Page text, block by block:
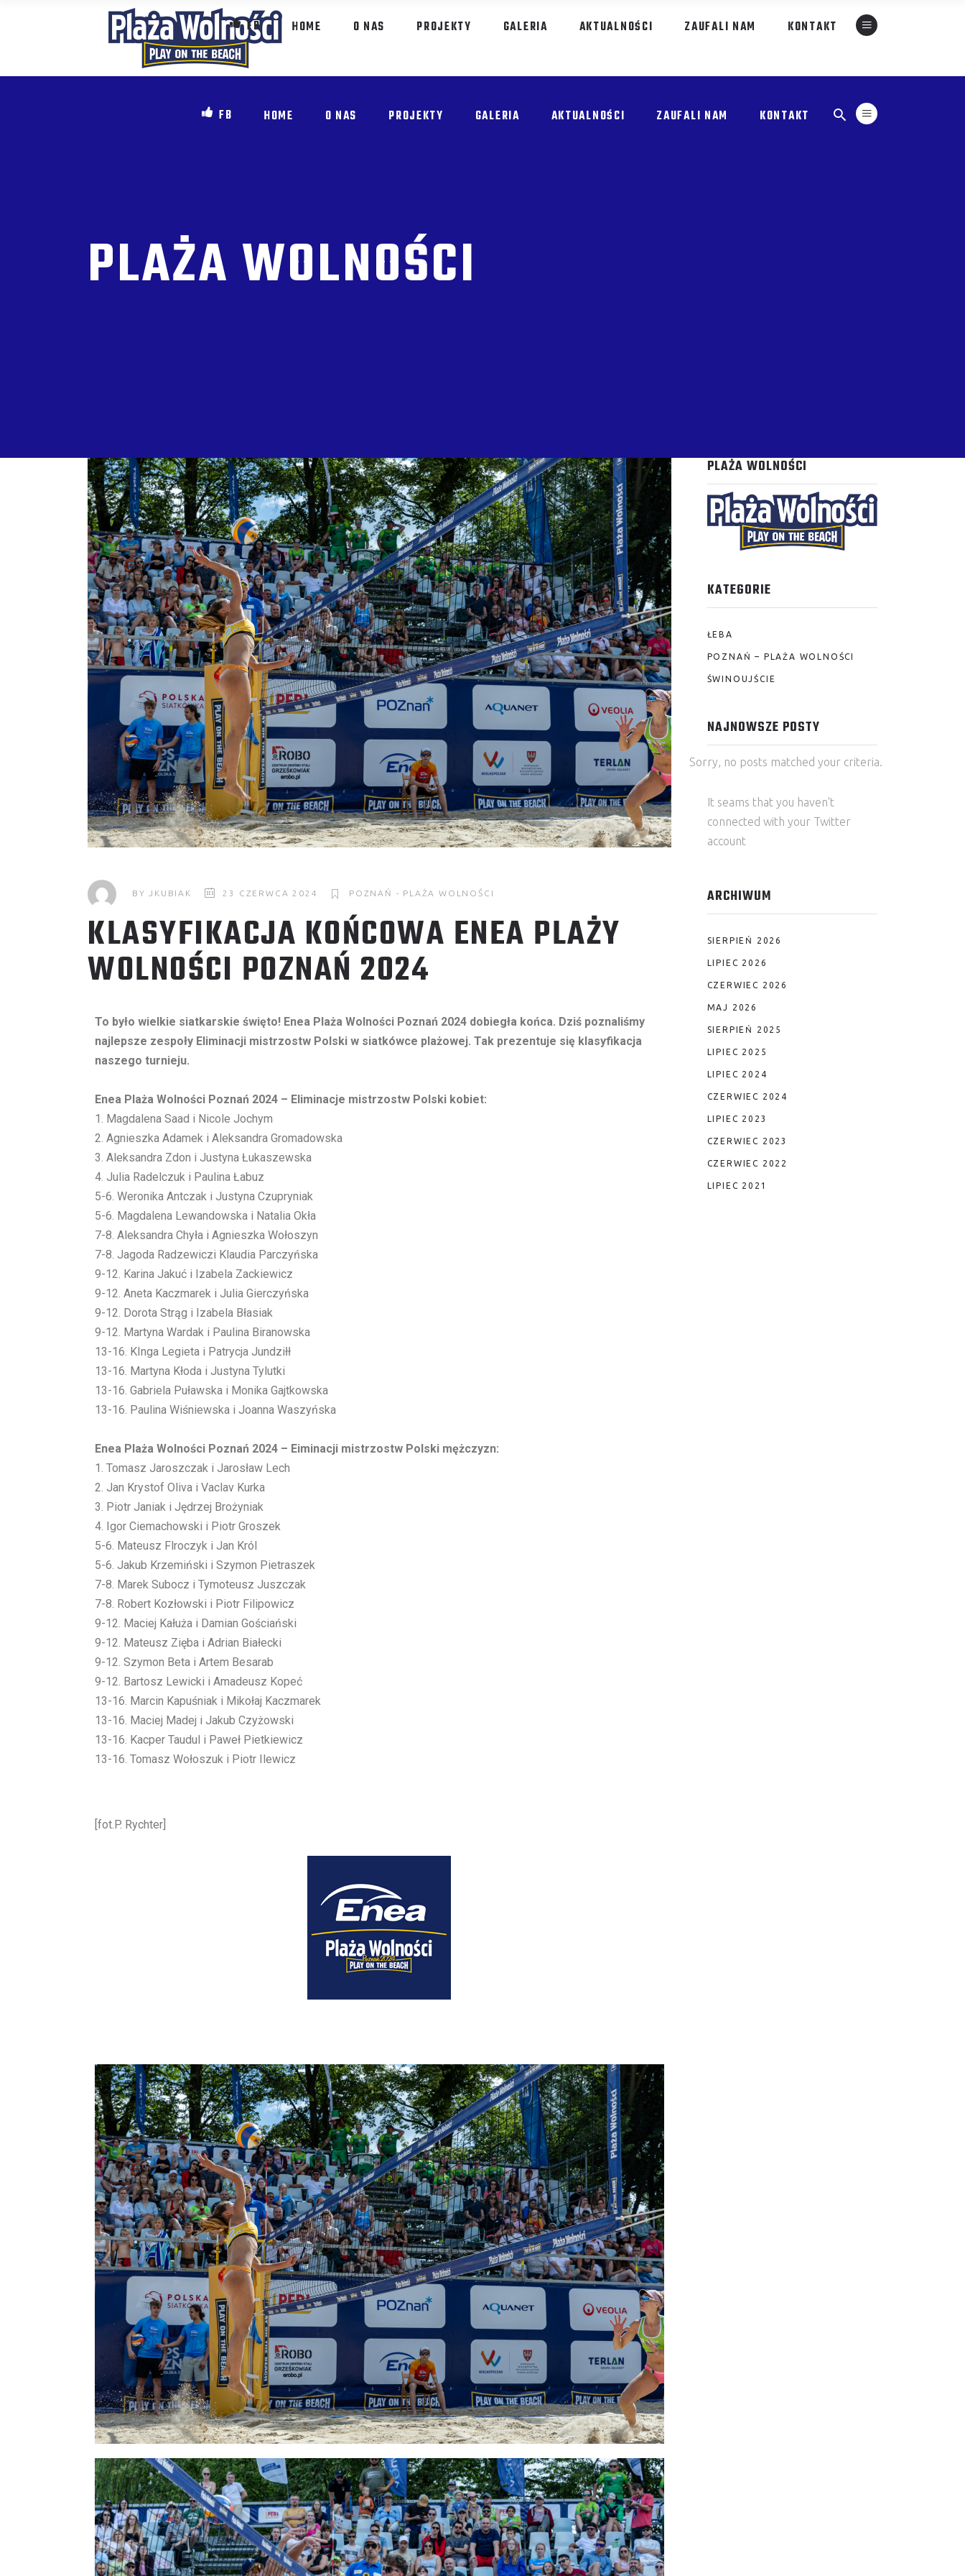
FB HOME O NAS PROJEKTY GALERIA AKTUALNOŚCI ZAUFALI NAM KONTAKT
FB HOME O NAS PROJEKTY GALERIA AKTUALNOŚCI ZAUFALI NAM KONTAKT
PLAŻA WOLNOŚCI
BY JKUBIAK 23 CZERWCA 2024 POZNAŃ - PLAŻA WOLNOŚCI
KLASYFIKACJA KOŃCOWA ENEA PLAŻY
WOLNOŚCI POZNAŃ 2024
To było wielkie siatkarskie święto! Enea Plaża Wolności Poznań 2024 dobiegła końca. Dziś poznaliśmy
najlepsze zespoły Eliminacji mistrzostw Polski w siatkówce plażowej. Tak prezentuje się klasyfikacja
naszego turnieju.
Enea Plaża Wolności Poznań 2024 – Eliminacje mistrzostw Polski kobiet:
1. Magdalena Saad i Nicole Jochym
2. Agnieszka Adamek i Aleksandra Gromadowska
3. Aleksandra Zdon i Justyna Łukaszewska
4. Julia Radelczuk i Paulina Łabuz
5-6. Weronika Antczak i Justyna Czupryniak
5-6. Magdalena Lewandowska i Natalia Okła
7-8. Aleksandra Chyła i Agnieszka Wołoszyn
7-8. Jagoda Radzewiczi Klaudia Parczyńska
9-12. Karina Jakuć i Izabela Zackiewicz
9-12. Aneta Kaczmarek i Julia Gierczyńska
9-12. Dorota Strąg i Izabela Błasiak
9-12. Martyna Wardak i Paulina Biranowska
13-16. KInga Legieta i Patrycja Jundziłł
13-16. Martyna Kłoda i Justyna Tylutki
13-16. Gabriela Puławska i Monika Gajtkowska
13-16. Paulina Wiśniewska i Joanna Waszyńska
Enea Plaża Wolności Poznań 2024 – Eiminacji mistrzostw Polski mężczyzn:
1. Tomasz Jaroszczak i Jarosław Lech
2. Jan Krystof Oliva i Vaclav Kurka
3. Piotr Janiak i Jędrzej Brożyniak
4. Igor Ciemachowski i Piotr Groszek
5-6. Mateusz Flroczyk i Jan Król
5-6. Jakub Krzemiński i Szymon Pietraszek
7-8. Marek Subocz i Tymoteusz Juszczak
7-8. Robert Kozłowski i Piotr Filipowicz
9-12. Maciej Kałuża i Damian Gościański
9-12. Mateusz Zięba i Adrian Białecki
9-12. Szymon Beta i Artem Besarab
9-12. Bartosz Lewicki i Amadeusz Kopeć
13-16. Marcin Kapuśniak i Mikołaj Kaczmarek
13-16. Maciej Madej i Jakub Czyżowski
13-16. Kacper Taudul i Paweł Pietkiewicz
13-16. Tomasz Wołoszuk i Piotr Ilewicz
[fot.P. Rychter]
PLAŻA WOLNOŚCI
KATEGORIE
ŁEBA
POZNAŃ – PLAŻA WOLNOŚCI
ŚWINOUJŚCIE
NAJNOWSZE POSTY
Sorry, no posts matched your criteria.
It seams that you haven't
connected with your Twitter
account
ARCHIWUM
SIERPIEŃ 2026
LIPIEC 2026
CZERWIEC 2026
MAJ 2026
SIERPIEŃ 2025
LIPIEC 2025
LIPIEC 2024
CZERWIEC 2024
LIPIEC 2023
CZERWIEC 2023
CZERWIEC 2022
LIPIEC 2021